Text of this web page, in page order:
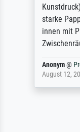
refunded
blurry print
do ...
Anonym@
December 4,